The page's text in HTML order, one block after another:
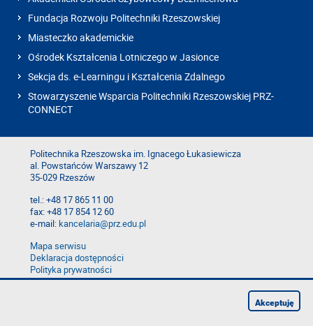
Fundacja Rozwoju Politechniki Rzeszowskiej
Miasteczko akademickie
Ośrodek Kształcenia Lotniczego w Jasionce
Sekcja ds. e-Learningu i Kształcenia Zdalnego
Stowarzyszenie Wsparcia Politechniki Rzeszowskiej PRZ-
CONNECT
Politechnika Rzeszowska im. Ignacego Łukasiewicza
al. Powstańców Warszawy 12
35-029 Rzeszów
tel.: +48 17 865 11 00
fax: +48 17 854 12 60
e-mail:kancelaria@prz.edu.pl
Mapa serwisu
Deklaracja dostępności
Polityka prywatności
Zgłoś błąd na stronie
Akceptuję